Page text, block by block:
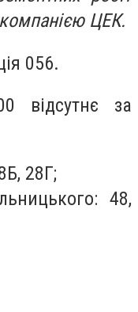
ЦЕК.
056.
відсутнє за
28Г;
48,